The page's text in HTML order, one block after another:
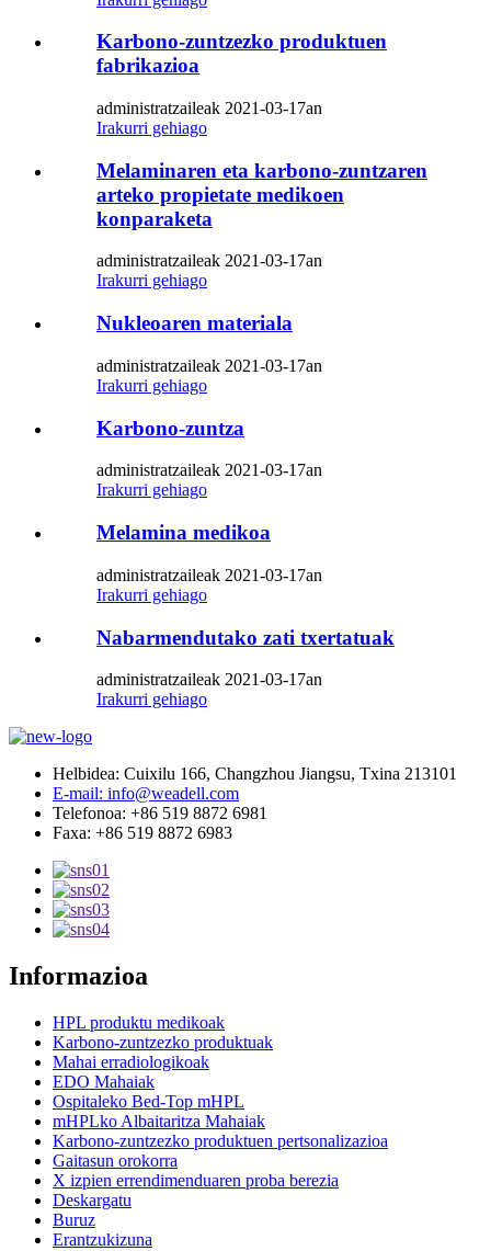
Karbono-zuntzezko produktuen
fabrikazioa
administratzaileak 2021-03-17an
Irakurri gehiago
Melaminaren eta karbono-zuntzaren
arteko propietate medikoen
konparaketa
administratzaileak 2021-03-17an
Irakurri gehiago
Nukleoaren materiala
administratzaileak 2021-03-17an
Irakurri gehiago
Karbono-zuntza
administratzaileak 2021-03-17an
Irakurri gehiago
Melamina medikoa
administratzaileak 2021-03-17an
Irakurri gehiago
Nabarmendutako zati txertatuak
administratzaileak 2021-03-17an
Irakurri gehiago
Helbidea: Cuixilu 166, Changzhou Jiangsu, Txina 213101
E-mail: info@weadell.com
Telefonoa: +86 519 8872 6981
Faxa: +86 519 8872 6983
Informazioa
HPL produktu medikoak
Karbono-zuntzezko produktuak
Mahai erradiologikoak
EDO Mahaiak
Ospitaleko Bed-Top mHPL
mHPLko Albaitaritza Mahaiak
Karbono-zuntzezko produktuen pertsonalizazioa
Gaitasun orokorra
X izpien errendimenduaren proba berezia
Deskargatu
Buruz
Erantzukizuna